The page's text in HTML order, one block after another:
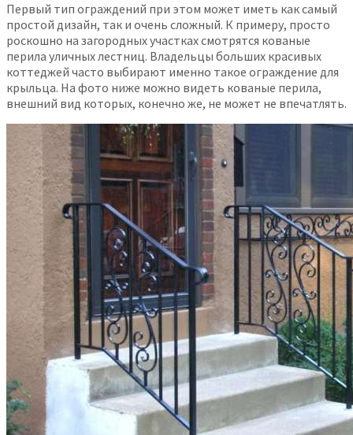
Первый тип ограждений при этом может иметь как самый
простой дизайн, так и очень сложный. К примеру, просто
роскошно на загородных участках смотрятся кованые
перила уличных лестниц. Владельцы больших красивых
коттеджей часто выбирают именно такое ограждение для
крыльца. На фото ниже можно видеть кованые перила,
внешний вид которых, конечно же, не может не впечатлять.